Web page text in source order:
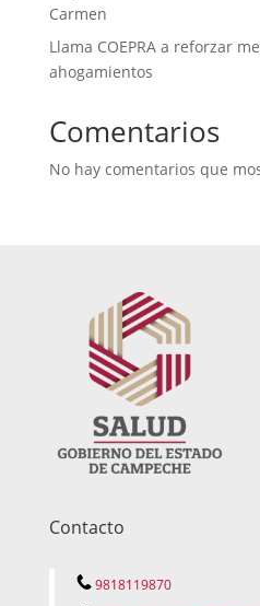
Carmen
Llama COEPRA a reforzar
ahogamientos
Comentarios
No hay comentarios que
Contacto
9818119870